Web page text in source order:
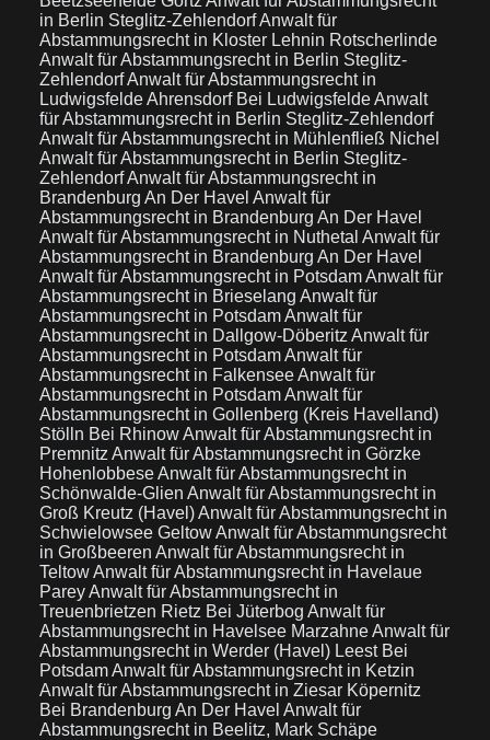
in Berlin Steglitz-ZehlendorfAnwalt für
Abstammungsrecht in Kloster Lehnin Rotscherlinde
Anwalt für Abstammungsrecht in Berlin Steglitz-
ZehlendorfAnwalt für Abstammungsrecht in
Ludwigsfelde Ahrensdorf Bei LudwigsfeldeAnwalt
für Abstammungsrecht in Berlin Steglitz-Zehlendorf
Anwalt für Abstammungsrecht in Mühlenfließ Nichel
Anwalt für Abstammungsrecht in Berlin Steglitz-
ZehlendorfAnwalt für Abstammungsrecht in
Brandenburg An Der Havel Anwalt für
Abstammungsrecht in Brandenburg An Der Havel
Anwalt für Abstammungsrecht in Nuthetal Anwalt für
Abstammungsrecht in Brandenburg An Der Havel
Anwalt für Abstammungsrecht in PotsdamAnwalt für
Abstammungsrecht in Brieselang Anwalt für
Abstammungsrecht in PotsdamAnwalt für
Abstammungsrecht in Dallgow-Döberitz Anwalt für
Abstammungsrecht in PotsdamAnwalt für
Abstammungsrecht in FalkenseeAnwalt für
Abstammungsrecht in PotsdamAnwalt für
Abstammungsrecht in Gollenberg (Kreis Havelland)
Stölln Bei RhinowAnwalt für Abstammungsrecht in
Premnitz Anwalt für Abstammungsrecht in Görzke
HohenlobbeseAnwalt für Abstammungsrecht in
Schönwalde-Glien Anwalt für Abstammungsrecht in
Groß Kreutz (Havel)Anwalt für Abstammungsrecht in
Schwielowsee GeltowAnwalt für Abstammungsrecht
in Großbeeren Anwalt für Abstammungsrecht in
TeltowAnwalt für Abstammungsrecht in Havelaue
PareyAnwalt für Abstammungsrecht in
Treuenbrietzen Rietz Bei Jüterbog Anwalt für
Abstammungsrecht in Havelsee MarzahneAnwalt für
Abstammungsrecht in Werder (Havel) Leest Bei
PotsdamAnwalt für Abstammungsrecht in Ketzin
Anwalt für Abstammungsrecht in Ziesar Köpernitz
Bei Brandenburg An Der Havel Anwalt für
Abstammungsrecht in Beelitz, Mark Schäpe